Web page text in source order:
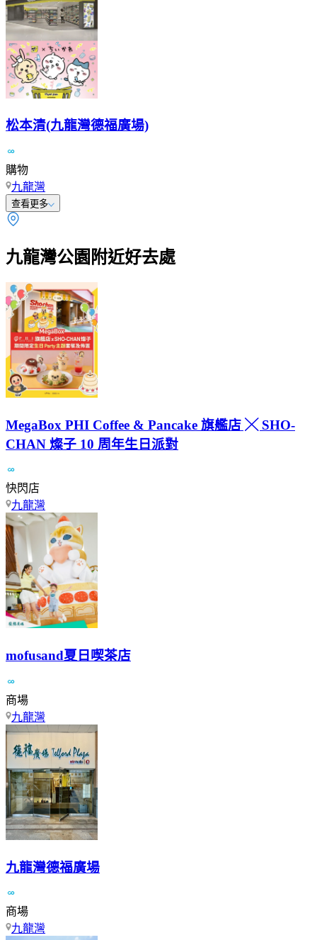
松本清(九龍灣德福廣場)
購物
九龍灣
查看更多
九龍灣公園附近好去處
MegaBox PHI Coffee & Pancake 旗艦店 ╳ SHO-
CHAN 燦子 10 周年生日派對
快閃店
九龍灣
mofusand夏日喫茶店
商場
九龍灣
九龍灣德福廣場
商場
九龍灣